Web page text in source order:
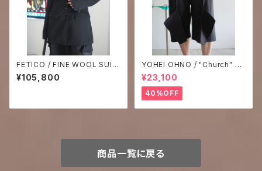
FETICO / FINE WOOL SUITI
NG TAILORED JACKET
¥105,800
YOHEI OHNO / "Church" Sh
orts -chacoal-
¥23,100
40%OFF
商品一覧に戻る